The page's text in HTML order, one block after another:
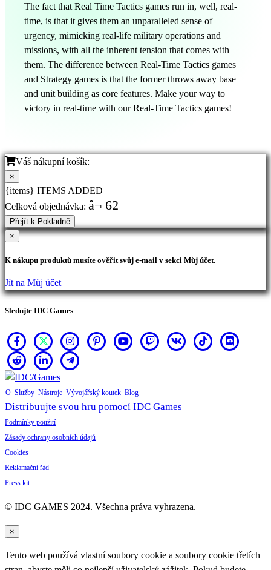
The fact that Real Time Tactics games run in, well, real-
time, is that it gives them an unparalleled sense of
urgency, mimicking real-life military operations and
missions, with all the inherent tension that comes with
them. The difference between Real-Time Tactics games
and Strategy games is that the former throws away base
and unit building as core features. Make your way to
victory in real-time with our Real-Time Tactics games!
Váš nákupní košík:
×
{items} ITEMS ADDED
Celková objednávka: â¬ 62
Přejít k Pokladně
×
K nákupu produktů musíte ověřit svůj e-mail v sekci Můj účet.
Jít na Můj účet
Sledujte IDC Games
O Služby Nástroje Vývojářský koutek Blog
Distribuujte svou hru pomocí IDC Games
Podmínky použití
Zásady ochrany osobních údajů
Cookies
Reklamační řád
Press kit
© IDC GAMES 2024. Všechna práva vyhrazena.
×
Tento web používá vlastní soubory cookie a soubory cookie třetích